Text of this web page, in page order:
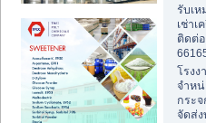
รับเ
เช่าเ
ติดต่
โรงง
จำห
กระ
จัดส่ง